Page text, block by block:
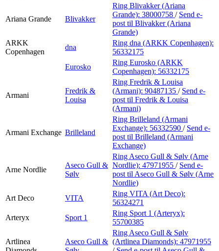
Ariana Grande Blivakker
Ring Blivakker (Ariana
Grande): 38000758 / Send e-
post til Blivakker (Ariana
Grande)
ARKK
Copenhagen
dna
Ring dna (ARKK Copenhagen):
56332175
Eurosko
Ring Eurosko (ARKK
Copenhagen): 56332175
Armani
Fredrik &
Louisa
Ring Fredrik & Louisa
(Armani): 90487135 / Send e-
post til Fredrik & Louisa
(Armani)
Armani Exchange Brilleland
Ring Brilleland (Armani
Exchange): 56332590 / Send e-
post til Brilleland (Armani
Exchange)
Arne Nordlie
Aseco Gull &
Sølv
Ring Aseco Gull & Sølv (Arne
Nordlie): 47971955 / Send e-
post til Aseco Gull & Sølv (Arne
Nordlie)
Art Deco
VITA
Ring VITA (Art Deco):
56324271
Arteryx
Sport 1
Ring Sport 1 (Arteryx):
55700385
Artlinea
Aseco Gull &
Ring Aseco Gull & Sølv
(Artlinea Diamonds): 47971955